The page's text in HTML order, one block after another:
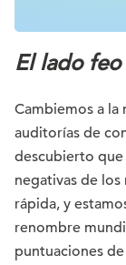
El lado
Cambiemos a la
auditorías de
descubierto que
negativas de
rápida, y
renombre
puntuaciones